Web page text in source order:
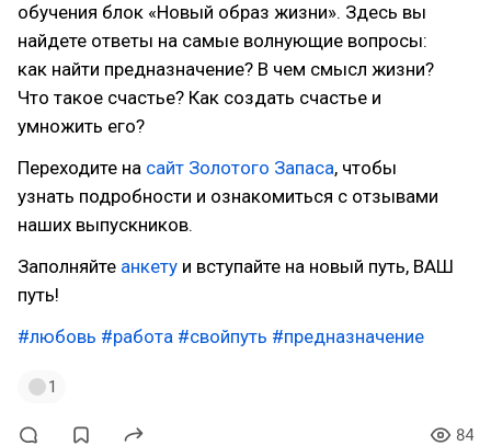
обучения блок «Новый образ жизни». Здесь вы
найдете ответы на самые волнующие вопросы:
как найти предназначение? В чем смысл жизни?
Что такое счастье? Как создать счастье и
умножить его?
Переходите на сайт Золотого Запаса, чтобы
узнать подробности и ознакомиться с отзывами
наших выпускников.
Заполняйте анкету и вступайте на новый путь, ВАШ
путь!
#любовь #работа #свойпуть #предназначение
1
84